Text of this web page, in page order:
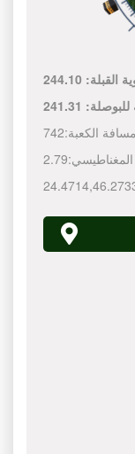
القبلة:
للبوصلة: 241.31
مسافة الكعبة:
24.4714,